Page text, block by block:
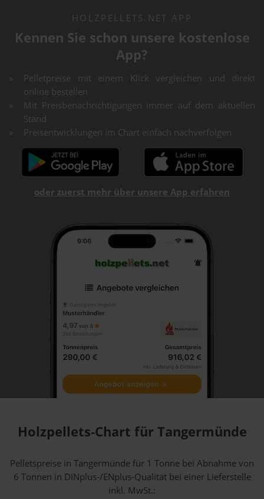
HOLZPELLETS.NET APP
Kennen Sie schon unsere kostenlose
App?
Pelletpreise mit einem Klick vergleichen und direkt
online bestellen
Mit Preisbenachrichtigungen immer auf dem aktuellen
Stand
Preisentwicklungen im Chart einfach nachverfolgen
oder zuerst mehr über unsere App erfahren
Holzpellets-Chart für Tangermünde
Pelletspreise in Tangermünde für 1 Tonne bei Abnahmevon
6 Tonnen in DINplus-/ENplus-Qualität bei einer Lieferstelle
inkl. MwSt.: